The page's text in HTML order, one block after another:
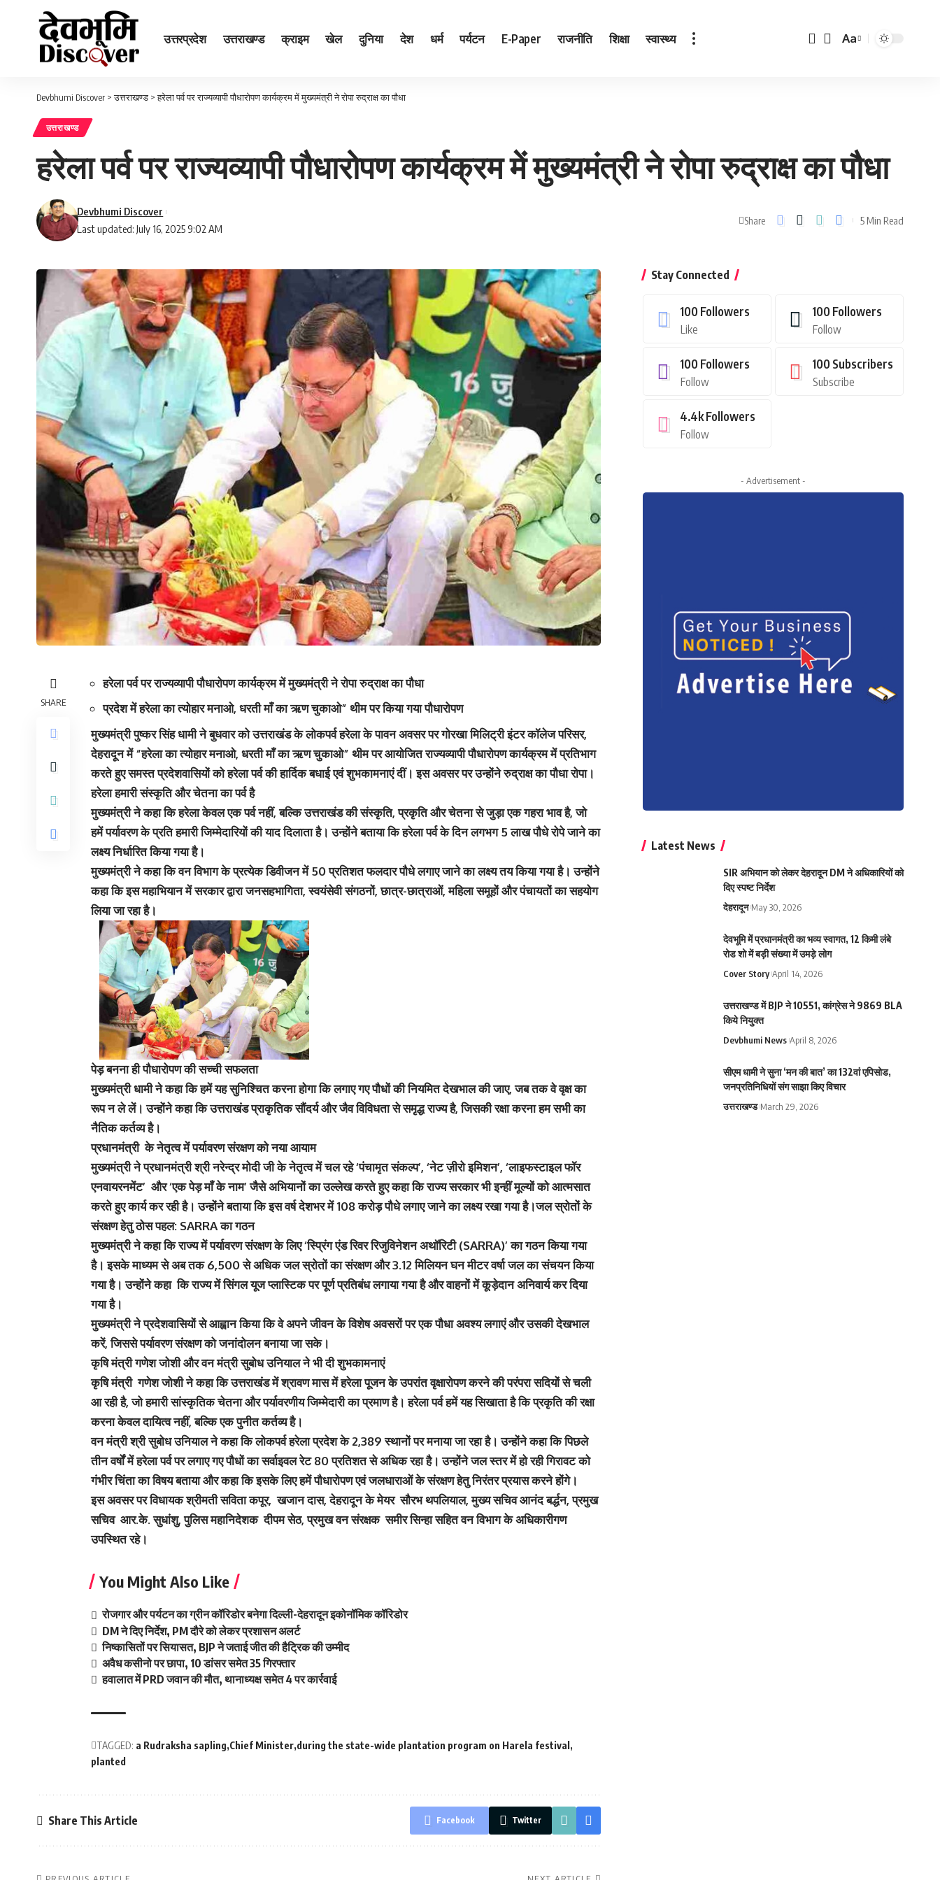
उत्तरप्रदेश उत्तराखण्ड क्राइम खेल दुनिया देश धर्म पर्यटन E-Paper राजनीति शिक्षा स्वास्थ्य
Font
Aa
Devbhumi Discover >उत्तराखण्ड >हरेला पर्व पर राज्यव्यापी पौधारोपण कार्यक्रम में मुख्यमंत्री ने रोपा रुद्राक्ष का पौधा
उत्तराखण्ड
हरेला पर्व पर राज्यव्यापी पौधारोपण कार्यक्रम में मुख्यमंत्री ने रोपा रुद्राक्ष का पौधा
Last updated: July 16, 2025 9:02 AM
Devbhumi Discover
Share 5 Min Read
SHARE
हरेला पर्व पर राज्यव्यापी पौधारोपण कार्यक्रम में मुख्यमंत्री ने रोपा रुद्राक्ष का पौधा
प्रदेश में हरेला का त्योहार मनाओ, धरती माँ का ऋण चुकाओ” थीम पर किया गया पौधारोपण
मुख्यमंत्री पुष्कर सिंह धामी ने बुधवार को उत्तराखंड के लोकपर्व हरेला के पावन अवसर पर गोरखा मिलिट्री इंटर कॉलेज परिसर,
देहरादून में “हरेला का त्योहार मनाओ, धरती माँ का ऋण चुकाओ” थीम पर आयोजित राज्यव्यापी पौधारोपण कार्यक्रम में प्रतिभाग
करते हुए समस्त प्रदेशवासियों को हरेला पर्व की हार्दिक बधाई एवं शुभकामनाएं दीं। इस अवसर पर उन्होंने रुद्राक्ष का पौधा रोपा।
हरेला हमारी संस्कृति और चेतना का पर्व है
मुख्यमंत्री ने कहा कि हरेला केवल एक पर्व नहीं, बल्कि उत्तराखंड की संस्कृति, प्रकृति और चेतना से जुड़ा एक गहरा भाव है, जो
हमें पर्यावरण के प्रति हमारी जिम्मेदारियों की याद दिलाता है। उन्होंने बताया कि हरेला पर्व के दिन लगभग 5 लाख पौधे रोपे जाने का
लक्ष्य निर्धारित किया गया है।
मुख्यमंत्री ने कहा कि वन विभाग के प्रत्येक डिवीजन में 50 प्रतिशत फलदार पौधे लगाए जाने का लक्ष्य तय किया गया है। उन्होंने
कहा कि इस महाभियान में सरकार द्वारा जनसहभागिता, स्वयंसेवी संगठनों, छात्र-छात्राओं, महिला समूहों और पंचायतों का सहयोग
लिया जा रहा है।
पेड़ बनना ही पौधारोपण की सच्ची सफलता
मुख्यमंत्री धामी ने कहा कि हमें यह सुनिश्चित करना होगा कि लगाए गए पौधों की नियमित देखभाल की जाए, जब तक वे वृक्ष का
रूप न ले लें। उन्होंने कहा कि उत्तराखंड प्राकृतिक सौंदर्य और जैव विविधता से समृद्ध राज्य है, जिसकी रक्षा करना हम सभी का
नैतिक कर्तव्य है।
प्रधानमंत्री के नेतृत्व में पर्यावरण संरक्षण को नया आयाम
मुख्यमंत्री ने प्रधानमंत्री श्री नरेन्द्र मोदी जी के नेतृत्व में चल रहे ‘पंचामृत संकल्प’, ‘नेट ज़ीरो इमिशन’, ‘लाइफस्टाइल फॉर
एनवायरनमेंट’ और ‘एक पेड़ माँ के नाम’ जैसे अभियानों का उल्लेख करते हुए कहा कि राज्य सरकार भी इन्हीं मूल्यों को आत्मसात
करते हुए कार्य कर रही है। उन्होंने बताया कि इस वर्ष देशभर में 108 करोड़ पौधे लगाए जाने का लक्ष्य रखा गया है।जल स्रोतों के
संरक्षण हेतु ठोस पहल: SARRA का गठन
मुख्यमंत्री ने कहा कि राज्य में पर्यावरण संरक्षण के लिए ‘स्प्रिंग एंड रिवर रिजुविनेशन अथॉरिटी (SARRA)’ का गठन किया गया
है। इसके माध्यम से अब तक 6,500 से अधिक जल स्रोतों का संरक्षण और 3.12 मिलियन घन मीटर वर्षा जल का संचयन किया
गया है। उन्होंने कहा कि राज्य में सिंगल यूज प्लास्टिक पर पूर्ण प्रतिबंध लगाया गया है और वाहनों में कूड़ेदान अनिवार्य कर दिया
गया है।
मुख्यमंत्री ने प्रदेशवासियों से आह्वान किया कि वे अपने जीवन के विशेष अवसरों पर एक पौधा अवश्य लगाएं और उसकी देखभाल
करें, जिससे पर्यावरण संरक्षण को जनांदोलन बनाया जा सके।
कृषि मंत्री गणेश जोशी और वन मंत्री सुबोध उनियाल ने भी दी शुभकामनाएं
कृषि मंत्री गणेश जोशी ने कहा कि उत्तराखंड में श्रावण मास में हरेला पूजन के उपरांत वृक्षारोपण करने की परंपरा सदियों से चली
आ रही है, जो हमारी सांस्कृतिक चेतना और पर्यावरणीय जिम्मेदारी का प्रमाण है। हरेला पर्व हमें यह सिखाता है कि प्रकृति की रक्षा
करना केवल दायित्व नहीं, बल्कि एक पुनीत कर्तव्य है।
वन मंत्री श्री सुबोध उनियाल ने कहा कि लोकपर्व हरेला प्रदेश के 2,389 स्थानों पर मनाया जा रहा है। उन्होंने कहा कि पिछले
तीन वर्षों में हरेला पर्व पर लगाए गए पौधों का सर्वाइवल रेट 80 प्रतिशत से अधिक रहा है। उन्होंने जल स्तर में हो रही गिरावट को
गंभीर चिंता का विषय बताया और कहा कि इसके लिए हमें पौधारोपण एवं जलधाराओं के संरक्षण हेतु निरंतर प्रयास करने होंगे।
इस अवसर पर विधायक श्रीमती सविता कपूर, खजान दास, देहरादून के मेयर सौरभ थपलियाल, मुख्य सचिव आनंद बर्द्धन, प्रमुख
सचिव आर.के. सुधांशु, पुलिस महानिदेशक दीपम सेठ, प्रमुख वन संरक्षक समीर सिन्हा सहित वन विभाग के अधिकारीगण
उपस्थित रहे।
You Might Also Like
रोजगार और पर्यटन का ग्रीन कॉरिडोर बनेगा दिल्ली-देहरादून इकोनॉमिक कॉरिडोर
DM ने दिए निर्देश, PM दौरे को लेकर प्रशासन अलर्ट
निष्कासितों पर सियासत, BJP ने जताई जीत की हैट्रिक की उम्मीद
अवैध कसीनो पर छापा, 10 डांसर समेत 35 गिरफ्तार
हवालात में PRD जवान की मौत, थानाध्यक्ष समेत 4 पर कार्रवाई
TAGGED: a Rudraksha sapling Chief Minister during the state-wide plantation program on Harela festival
planted
Share This Article Facebook Twitter
Stay Connected
100 Followers
Like
100 Followers
Follow
100 Followers
Follow
100 Subscribers
Subscribe
4.4kFollowers
Follow
- Advertisement -
Latest News
SIR अभियान को लेकर देहरादून DM ने अधिकारियों को
दिए स्पष्ट निर्देश
देहरादून May 30, 2026
देवभूमि में प्रधानमंत्री का भव्य स्वागत, 12 किमी लंबे
रोड शो में बड़ी संख्या में उमड़े लोग
Cover Story April 14, 2026
उत्तराखण्ड में BJP ने 10551, कांग्रेस ने 9869 BLA
किये नियुक्त
Devbhumi News April 8, 2026
सीएम धामी ने सुना ‘मन की बात’ का 132वां एपिसोड,
जनप्रतिनिधियों संग साझा किए विचार
उत्तराखण्ड March 29, 2026